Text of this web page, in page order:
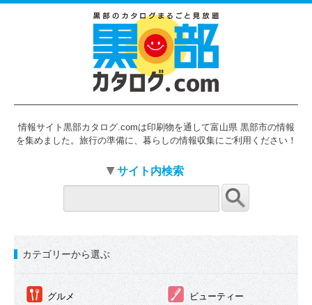
情報サイト黒部カタログ.comは印刷物を通して富山県 黒部市の情報
を集めました。旅行の準備に、暮らしの情報収集にご利用ください！
サイト内検索
カテゴリーから選ぶ
① グルメ ② ビューティー